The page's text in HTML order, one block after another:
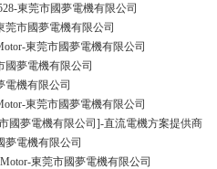
東莞市國夢電機有限公司
莞市國夢電機有限公司
東莞市國夢電機有限公司
國夢電機有限公司
電機有限公司
東莞市國夢電機有限公司
國夢電機有限公司]-直流電機方案提供商
夢電機有限公司
東莞市國夢電機有限公司